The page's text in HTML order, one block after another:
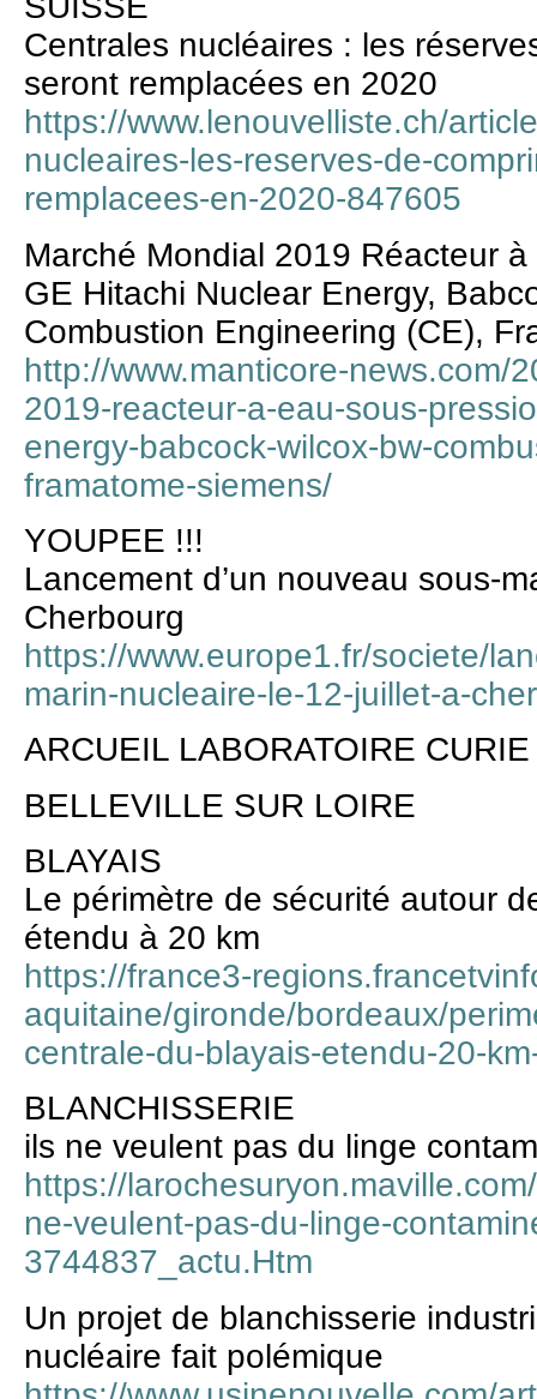
Centrales nucléaires : les
seront remplacées en 2020
https://www.lenouvelliste.ch/
nucleaires-les-reserves-de-
remplacees-en-2020-847605
Marché Mondial 2019 Réacteur
GE Hitachi Nuclear Energy,
Combustion Engineering (CE),
http://www.manticore-news.com/
2019-reacteur-a-eau-sous-
energy-babcock-wilcox-bw-
framatome-siemens/
YOUPEE !!!
Lancement d’un nouveau sous-
Cherbourg
https://www.europe1.fr/societe/
marin-nucleaire-le-12-juillet-a-
ARCUEIL LABORATOIRE CURIE
BELLEVILLE SUR LOIRE
BLAYAIS
Le périmètre de sécurité autour
étendu à 20 km
https://france3-
aquitaine/gironde/bordeaux/
centrale-du-blayais-etendu-20-
BLANCHISSERIE
ils ne veulent pas du linge
https://
ne-veulent-pas-du-linge-
3744837_actu.Htm
Un projet de blanchisserie
nucléaire fait polémique